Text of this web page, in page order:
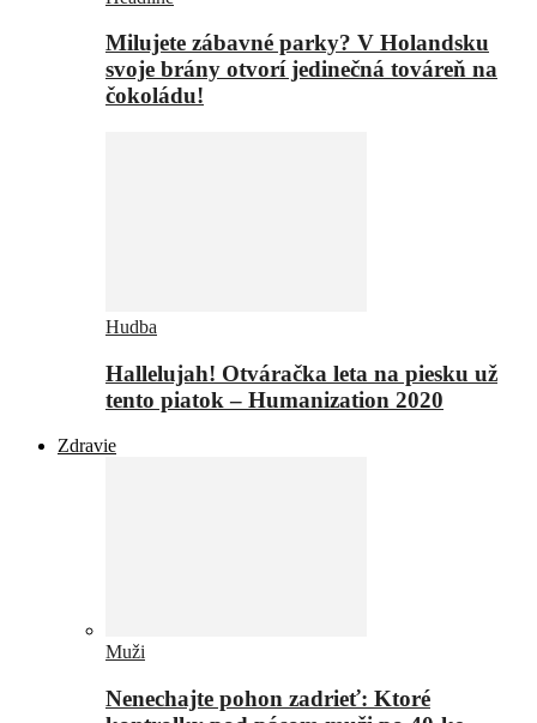
Milujete zábavné parky? V Holandsku
svoje brány otvorí jedinečná továreň na
čokoládu!
Hudba
Hallelujah! Otváračka leta na piesku už
tento piatok – Humanization 2020
Zdravie
Muži
Nenechajte pohon zadrieť: Ktoré